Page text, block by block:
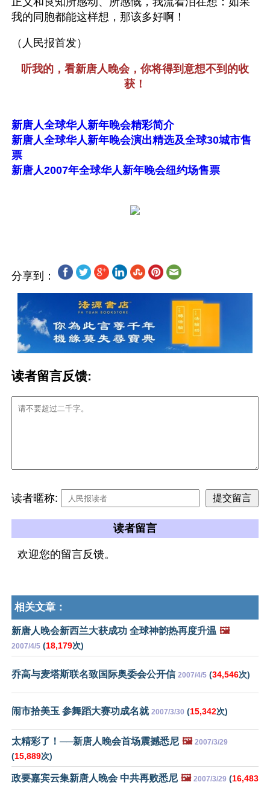
我的同胞都能这样想，那该多好啊！
（人民报首发）
听我的，看新唐人晚会，你将得到意想不到的收
获！
新唐人全球华人新年晚会精彩简介
新唐人全球华人新年晚会演出精选及全球30城市售
票
新唐人2007年全球华人新年晚会纽约场售票
分享到：
读者留言反馈:
读者暱称:
读者留言
欢迎您的留言反馈。
相关文章：
新唐人晚会新西兰大获成功 全球神韵热再度升温 🖼️
2007/4/5 (18,179次)
乔高与麦塔斯联名致国际奥委会公开信 2007/4/5 (34,546次)
闹市拾美玉 参舞蹈大赛功成名就 2007/3/30 (15,342次)
太精彩了！──新唐人晚会首场震撼悉尼 🖼️ 2007/3/29
(15,889次)
政要嘉宾云集新唐人晚会 中共再败悉尼 🖼️ 2007/3/29 (16,483